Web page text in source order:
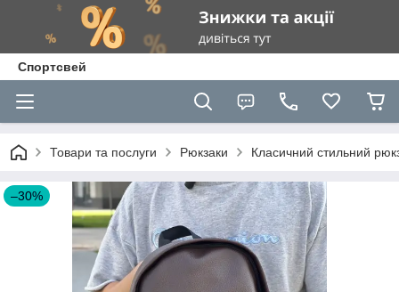
Спортсвей
Товари та послуги Рюкзаки Класичний стильний
–30%